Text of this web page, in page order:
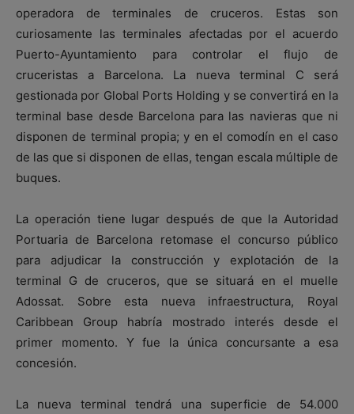
operadora de terminales de cruceros. Estas son
curiosamente las terminales afectadas por el acuerdo
Puerto-Ayuntamiento para controlar el flujo de
cruceristas a Barcelona. La nueva terminal C será
gestionada por Global Ports Holding y se convertirá en la
terminal base desde Barcelona para las navieras que ni
disponen de terminal propia; y en el comodín en el caso
de las que si disponen de ellas, tengan escala múltiple de
buques.
La operación tiene lugar después de que la Autoridad
Portuaria de Barcelona retomase el concurso público
para adjudicar la construcción y explotación de la
terminal G de cruceros, que se situará en el muelle
Adossat. Sobre esta nueva infraestructura, Royal
Caribbean Group habría mostrado interés desde el
primer momento. Y fue la única concursante a esa
concesión.
La nueva terminal tendrá una superficie de 54.000